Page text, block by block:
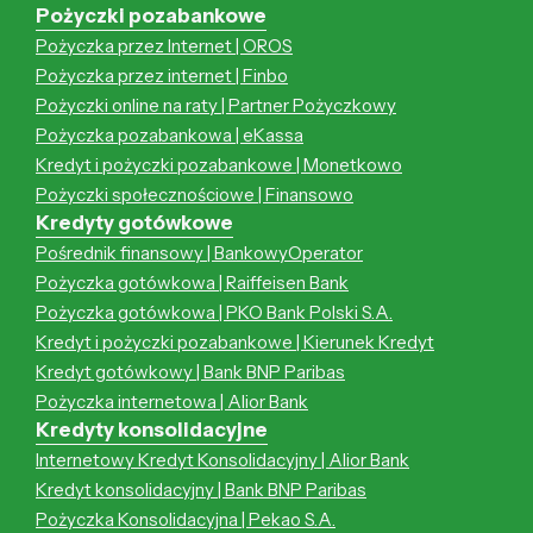
Pożyczki pozabankowe
Pożyczka przez Internet | OROS
Pożyczka przez internet | Finbo
Pożyczki online na raty | Partner Pożyczkowy
Pożyczka pozabankowa | eKassa
Kredyt i pożyczki pozabankowe | Monetkowo
Pożyczki społecznościowe | Finansowo
Kredyty gotówkowe
Pośrednik finansowy | BankowyOperator
Pożyczka gotówkowa | Raiffeisen Bank
Pożyczka gotówkowa | PKO Bank Polski S.A.
Kredyt i pożyczki pozabankowe | Kierunek Kredyt
Kredyt gotówkowy | Bank BNP Paribas
Pożyczka internetowa | Alior Bank
Kredyty konsolidacyjne
Internetowy Kredyt Konsolidacyjny | Alior Bank
Kredyt konsolidacyjny | Bank BNP Paribas
Pożyczka Konsolidacyjna | Pekao S.A.